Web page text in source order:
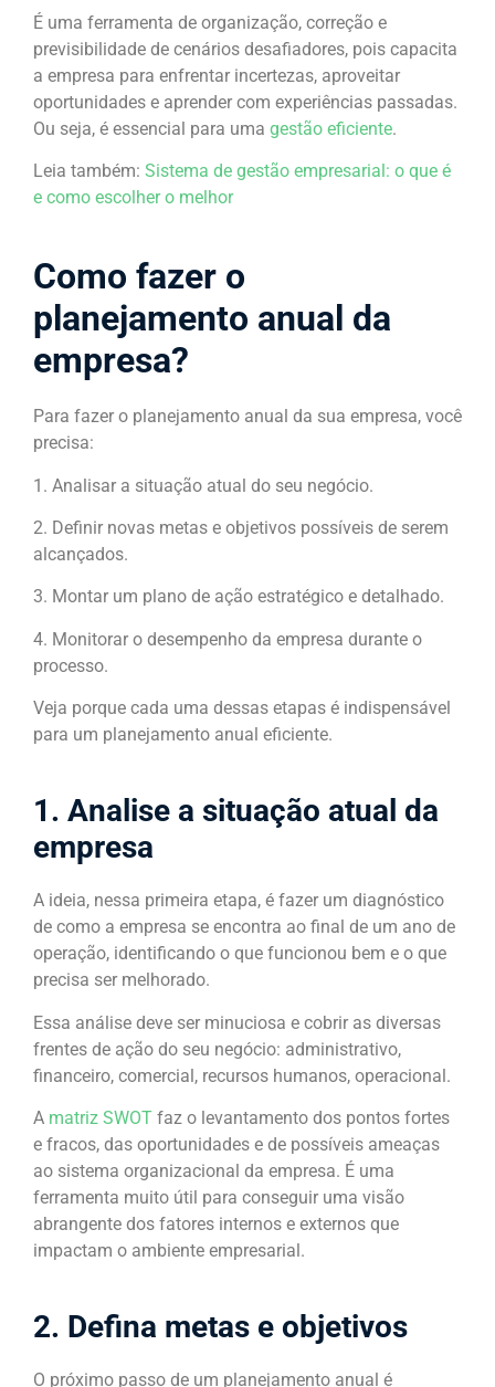
É uma ferramenta de organização, correção e
previsibilidade de cenários desafiadores, pois capacita
a empresa para enfrentar incertezas, aproveitar
oportunidades e aprender com experiências passadas.
Ou seja, é essencial para uma gestão eficiente.
Leia também: Sistema de gestão empresarial: o que é
e como escolher o melhor
Como fazer o
planejamento anual da
empresa?
Para fazer o planejamento anual da sua empresa, você
precisa:
1. Analisar a situação atual do seu negócio.
2. Definir novas metas e objetivos possíveis de serem
alcançados.
3. Montar um plano de ação estratégico e detalhado.
4. Monitorar o desempenho da empresa durante o
processo.
Veja porque cada uma dessas etapas é indispensável
para um planejamento anual eficiente.
1. Analise a situação atual da
empresa
A ideia, nessa primeira etapa, é fazer um diagnóstico
de como a empresa se encontra ao final de um ano de
operação, identificando o que funcionou bem e o que
precisa ser melhorado.
Essa análise deve ser minuciosa e cobrir as diversas
frentes de ação do seu negócio: administrativo,
financeiro, comercial, recursos humanos, operacional.
A matriz SWOT faz o levantamento dos pontos fortes
e fracos, das oportunidades e de possíveis ameaças
ao sistema organizacional da empresa. É uma
ferramenta muito útil para conseguir uma visão
abrangente dos fatores internos e externos que
impactam o ambiente empresarial.
2. Defina metas e objetivos
O próximo passo de um planejamento anual é